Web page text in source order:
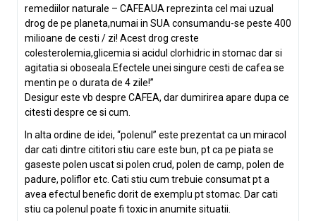
remediilor naturale – CAFEAUA reprezinta cel mai uzual
drog de pe planeta,numai in SUA consumandu-se peste 400
milioane de cesti / zi! Acest drog creste
colesterolemia,glicemia si acidul clorhidric in stomac dar si
agitatia si oboseala.Efectele unei singure cesti de cafea se
mentin pe o durata de 4 zile!”
Desigur este vb despre CAFEA, dar dumirirea apare dupa ce
citesti despre ce si cum.
In alta ordine de idei, “polenul” este prezentat ca un miracol
dar cati dintre cititori stiu care este bun, pt ca pe piata se
gaseste polen uscat si polen crud, polen de camp, polen de
padure, poliflor etc. Cati stiu cum trebuie consumat pt a
avea efectul benefic dorit de exemplu pt stomac. Dar cati
stiu ca polenul poate fi toxic in anumite situatii.